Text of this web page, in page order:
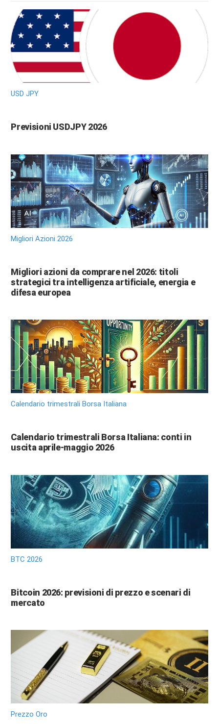
USD JPY
Previsioni USDJPY 2026
Migliori Azioni 2026
Migliori azioni da comprare nel 2026: titoli
strategici tra intelligenza artificiale, energia e
difesa europea
Calendario trimestrali Borsa Italiana
Calendario trimestrali Borsa Italiana: conti in
uscita aprile-maggio 2026
BTC 2026
Bitcoin 2026: previsioni di prezzo e scenari di
mercato
Prezzo Oro